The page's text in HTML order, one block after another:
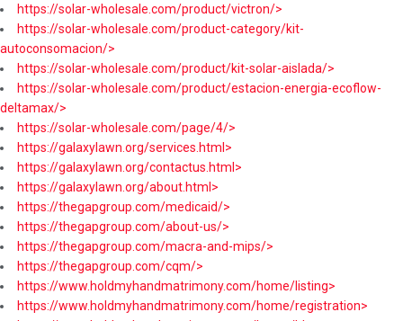
https://solar-wholesale.com/product/victron/>
https://solar-wholesale.com/product-category/kit-
autoconsomacion/>
https://solar-wholesale.com/product/kit-solar-aislada/>
https://solar-wholesale.com/product/estacion-energia-ecoflow-
deltamax/>
https://solar-wholesale.com/page/4/>
https://galaxylawn.org/services.html>
https://galaxylawn.org/contactus.html>
https://galaxylawn.org/about.html>
https://thegapgroup.com/medicaid/>
https://thegapgroup.com/about-us/>
https://thegapgroup.com/macra-and-mips/>
https://thegapgroup.com/cqm/>
https://www.holdmyhandmatrimony.com/home/listing>
https://www.holdmyhandmatrimony.com/home/registration>